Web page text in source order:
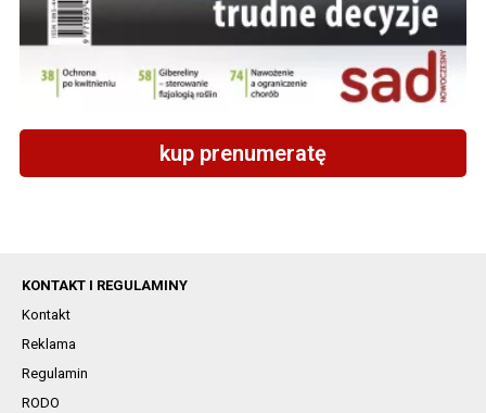
kup prenumeratę
KONTAKT I REGULAMINY
Kontakt
Reklama
Regulamin
RODO